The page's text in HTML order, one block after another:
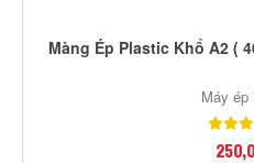
Màng Ép Plastic Khổ A2 (
Máy ép